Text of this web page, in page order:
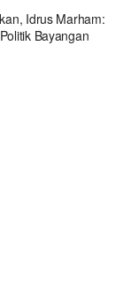
Idrus Marham:
Bayangan